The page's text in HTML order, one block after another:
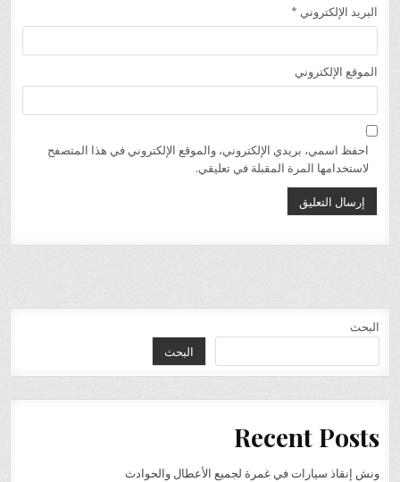
البريد الإلكتروني *
الموقع الإلكتروني
احفظ اسمي، بريدي الإلكتروني، والموقع الإلكتروني في هذا المتصفح
لاستخدامها المرة المقبلة في تعليقي.
البحث
البحث
Recent Posts
ونش إنقاذ سيارات في غمرة لجميع الأعطال والحوادث